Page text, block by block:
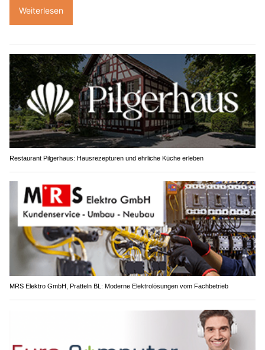
Weiterlesen
Restaurant Pilgerhaus: Hausrezepturen und ehrliche Küche erleben
MRS Elektro GmbH, Pratteln BL: Moderne Elektrolösungen vom Fachbetrieb